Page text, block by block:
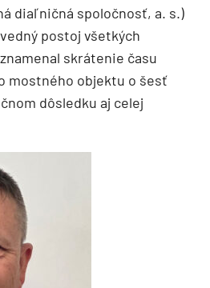
diaľničná spoločnosť, a. s.)
postoj všetkých
skrátenie času
mostného objektu o šesť
dôsledku aj celej